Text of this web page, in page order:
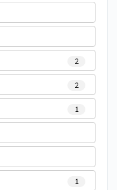
2
2
1
1